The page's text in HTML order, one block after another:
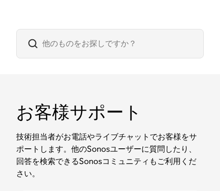
お客様サポート
技術担当者がお電話やライブチャットでお客様をサ
ポートします。他のSonosユーザーに質問したり、
回答を検索できるSonosコミュニティもご利用くだ
さい。